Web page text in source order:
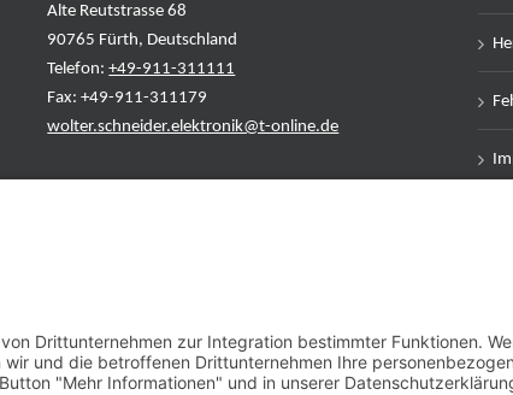
Alte Reutstrasse 68
90765 Fürth, Deutschland
Telefon:+49-911-311111
Fax: +49-911-311179
wolter.schneider.elektronik@t-online.de